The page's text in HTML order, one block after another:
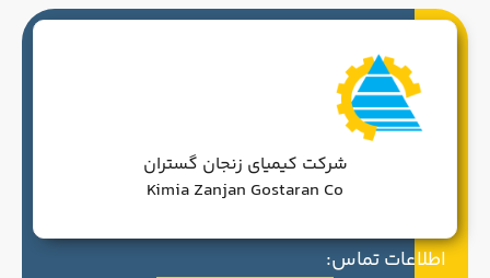
اطلاعات تماس:
شرکت کیمیای زنجان گستران
Kimia Zanjan Gostaran Co